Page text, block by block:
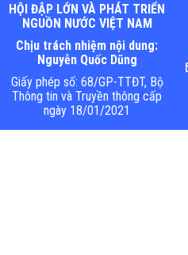
HỘI ĐẬP LỚN VÀ PHÁT TRIỂN
NGUỒN NƯỚC VIỆT NAM
Chịu trách nhiệm nội dung:
Nguyễn Quốc Dũng
Giấy phép số: 68/GP-TTĐT, Bộ
Thông tin và Truyền thông cấp
ngày 18/01/2021